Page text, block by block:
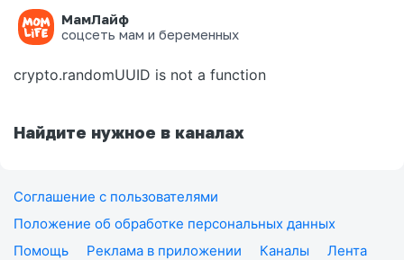
МамЛайф
соцсеть мам и беременных
Ошибка на странице
crypto.randomUUID is not a function
Найдите нужное в каналах
Соглашение с пользователями
Положение об обработке персональных данных
Помощь
Реклама в приложении Каналы
Лента